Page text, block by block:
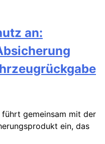
an:
führt gemeinsam mit der
ein, das